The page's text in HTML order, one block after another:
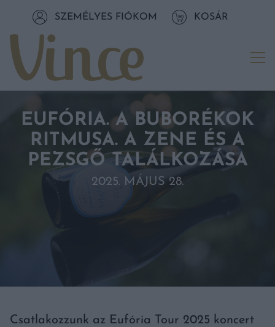
Tovább a tartalomhozSZEMÉLYES FIÓKOM KOSÁR
EUFÓRIA. A BUBORÉKOK
RITMUSA. A ZENE ÉS A
PEZSGŐ TALÁLKOZÁSA
2025. MÁJUS 28.
Csatlakozzunk az Eufória Tour 2025 koncert